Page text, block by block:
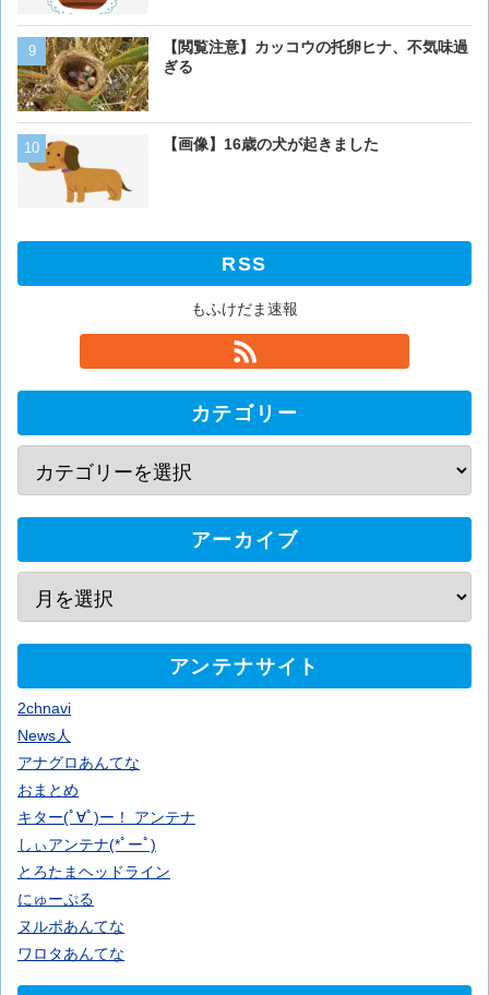
【閲覧注意】カッコウの托卵ヒナ、不気味過
ぎる
【画像】16歳の犬が起きました
ベーリング海のカニ漁「月
猫「おい人間。おれを飼え
RSS
もふけだま速報
カテゴリー
アーカイブ
アンテナサイト
2chnavi
News人
アナグロあんてな
おまとめ
キター(ﾟ∀ﾟ)ー！ アンテナ
しぃアンテナ(*ﾟーﾟ)
とろたまヘッドライン
にゅーぷる
ヌルポあんてな
ワロタあんてな